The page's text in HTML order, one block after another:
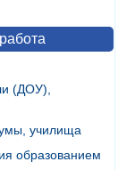
(ДОУ),
училища
образованием